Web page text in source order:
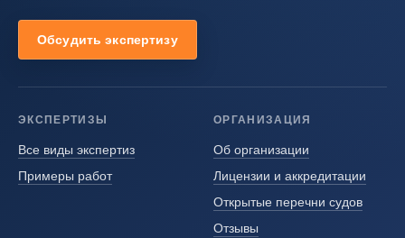
Обсудить экспертизу
ЭКСПЕРТИЗЫ
Все виды экспертиз
Примеры работ
ОРГАНИЗАЦИЯ
Об организации
Лицензии и аккредитации
Открытые перечни судов
Отзывы